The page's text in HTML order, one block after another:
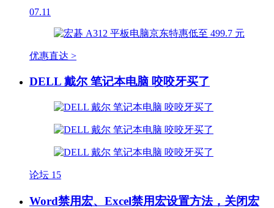
07.11
优惠直达 >
DELL 戴尔 笔记本电脑 咬咬牙买了
论坛 15
Word禁用宏、Excel禁用宏设置方法，关闭宏